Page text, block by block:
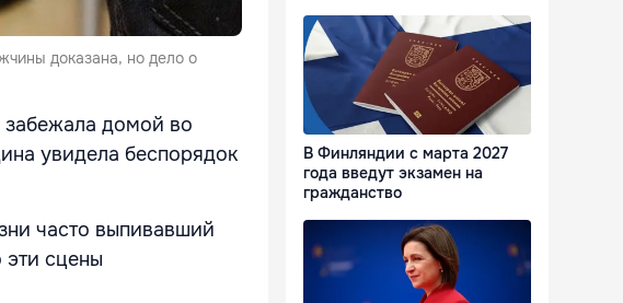
доказана, но дело о
забежала домой во
увидела беспорядок
часто выпивавший
сцены
В Финляндии с марта 2027
года введут экзамен на
гражданство